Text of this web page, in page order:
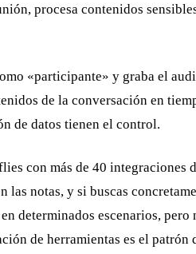
procesa contenidos
«participante» y graba el
de la conversación en
de datos tienen el control.
con más de 40 integraciones
las notas, y si buscas
determinados escenarios,
de herramientas es el patrón